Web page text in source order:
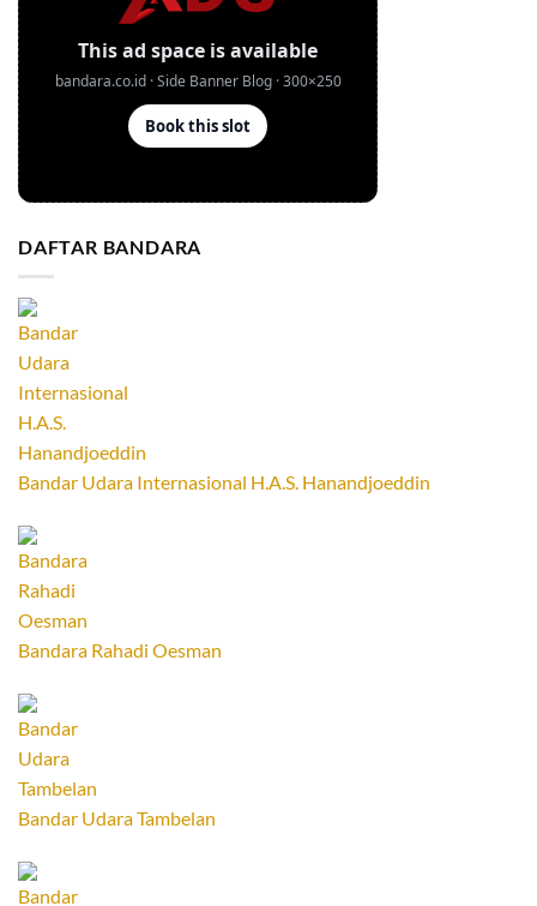
DAFTAR BANDARA
Bandar Udara Internasional H.A.S. Hanandjoeddin
Bandara Rahadi Oesman
Bandar Udara Tambelan